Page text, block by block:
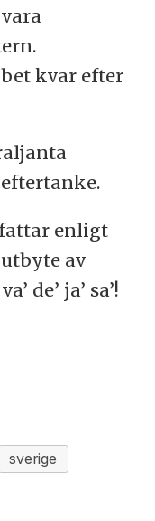
kvar efter
enligt
av
de’ ja’ sa’!
sverige